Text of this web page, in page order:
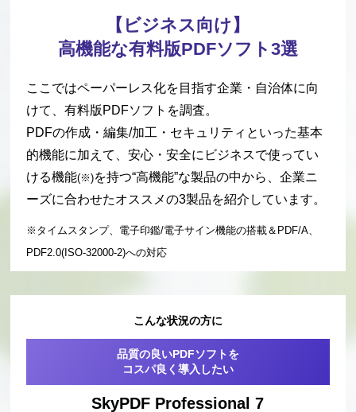
【ビジネス向け】
高機能な有料版PDFソフト3選
ここではペーパーレス化を目指す企業・自治体に向
けて、有料版PDFソフトを調査。
PDFの作成・編集/加工・セキュリティといった基本
的機能に加えて、安心・安全にビジネスで使ってい
ける機能(※)を持つ“高機能”な製品の中から、企業ニ
ーズに合わせたオススメの3製品を紹介しています。
※タイムスタンプ、電子印鑑/電子サイン機能の搭載＆PDF/A、
PDF2.0(ISO-32000-2)への対応
こんな状況の方に
品質の良いPDFソフトを
コスパ良く導入したい
SkyPDF Professional 7